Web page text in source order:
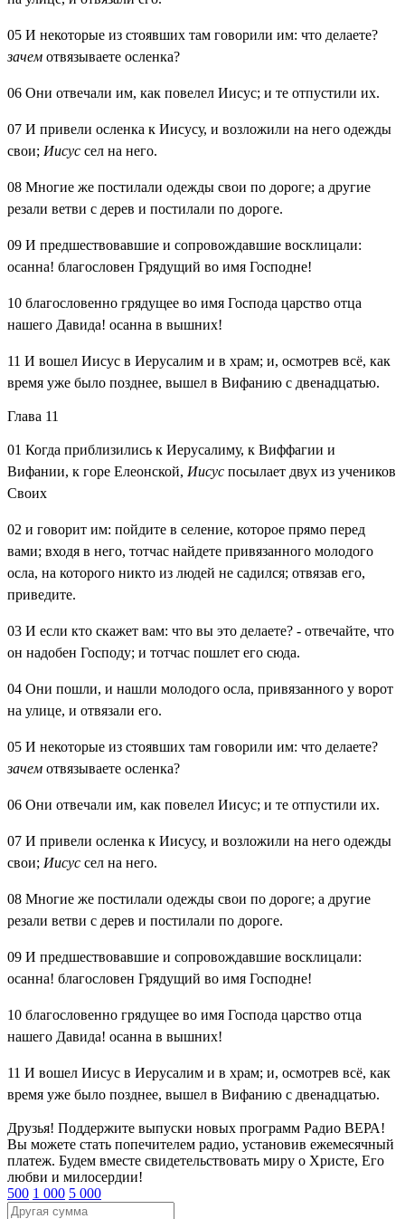
05 И некоторые из стоявших там говорили им: что делаете?
зачем отвязываете осленка?
06 Они отвечали им, как повелел Иисус; и те отпустили их.
07 И привели осленка к Иисусу, и возложили на него одежды
свои; Иисус сел на него.
08 Многие же постилали одежды свои по дороге; а другие
резали ветви с дерев и постилали по дороге.
09 И предшествовавшие и сопровождавшие восклицали:
осанна! благословен Грядущий во имя Господне!
10 благословенно грядущее во имя Господа царство отца
нашего Давида! осанна в вышних!
11 И вошел Иисус в Иерусалим и в храм; и, осмотрев всё, как
время уже было позднее, вышел в Вифанию с двенадцатью.
Глава 11
01 Когда приблизились к Иерусалиму, к Виффагии и
Вифании, к горе Елеонской, Иисус посылает двух из учеников
Своих
02 и говорит им: пойдите в селение, которое прямо перед
вами; входя в него, тотчас найдете привязанного молодого
осла, на которого никто из людей не садился; отвязав его,
приведите.
03 И если кто скажет вам: что вы это делаете? - отвечайте, что
он надобен Господу; и тотчас пошлет его сюда.
04 Они пошли, и нашли молодого осла, привязанного у ворот
на улице, и отвязали его.
05 И некоторые из стоявших там говорили им: что делаете?
зачем отвязываете осленка?
06 Они отвечали им, как повелел Иисус; и те отпустили их.
07 И привели осленка к Иисусу, и возложили на него одежды
свои; Иисус сел на него.
08 Многие же постилали одежды свои по дороге; а другие
резали ветви с дерев и постилали по дороге.
09 И предшествовавшие и сопровождавшие восклицали:
осанна! благословен Грядущий во имя Господне!
10 благословенно грядущее во имя Господа царство отца
нашего Давида! осанна в вышних!
11 И вошел Иисус в Иерусалим и в храм; и, осмотрев всё, как
время уже было позднее, вышел в Вифанию с двенадцатью.
Друзья! Поддержите выпуски новых программ Радио ВЕРА!
Вы можете стать попечителем радио, установив ежемесячный
платеж. Будем вместе свидетельствовать миру о Христе, Его
любви и милосердии!
500 1 000 5 000